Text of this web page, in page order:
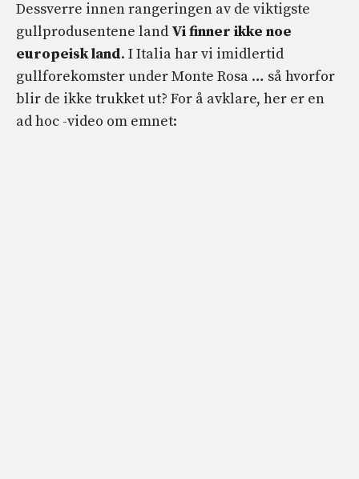
Dessverre innen rangeringen av de viktigste
gullprodusentene land Vi finner ikke noe
europeisk land. I Italia har vi imidlertid
gullforekomster under Monte Rosa … så hvorfor
blir de ikke trukket ut? For å avklare, her er en
ad hoc -video om emnet: